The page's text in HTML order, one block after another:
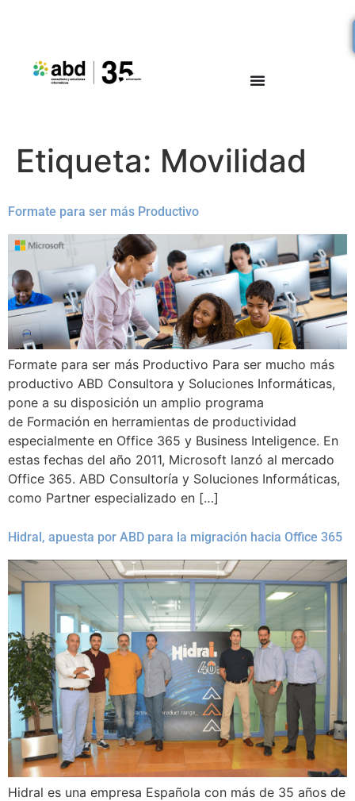
Etiqueta: Movilidad
Formate para ser más Productivo
Formate para ser más Productivo Para ser mucho más
productivo ABD Consultora y Soluciones Informáticas,
pone a su disposición un amplio programa
de Formación en herramientas de productividad
especialmente en Office 365 y Business Inteligence. En
estas fechas del año 2011, Microsoft lanzó al mercado
Office 365. ABD Consultoría y Soluciones Informáticas,
como Partner especializado en […]
Hidral, apuesta por ABD para la migración hacia Office 365
Hidral es una empresa Española con más de 35 años de